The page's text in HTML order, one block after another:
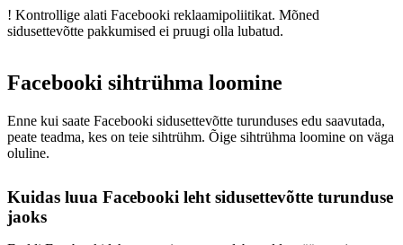
! Kontrollige alati Facebooki reklaamipoliitikat. Mõned
sidusettevõtte pakkumised ei pruugi olla lubatud.
Facebooki sihtrühma loomine
Enne kui saate Facebooki sidusettevõtte turunduses edu saavutada,
peate teadma, kes on teie sihtrühm. Õige sihtrühma loomine on väga
oluline.
Kuidas luua Facebooki leht sidusettevõtte turunduse
jaoks